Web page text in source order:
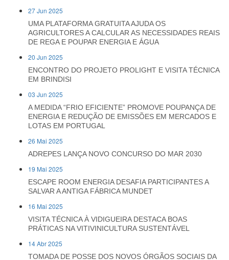
27 Jun 2025
UMA PLATAFORMA GRATUITA AJUDA OS
AGRICULTORES A CALCULAR AS NECESSIDADES REAIS
DE REGA E POUPAR ENERGIA E ÁGUA
20 Jun 2025
ENCONTRO DO PROJETO PROLIGHT E VISITA TÉCNICA
EM BRINDISI
03 Jun 2025
A MEDIDA “FRIO EFICIENTE” PROMOVE POUPANÇA DE
ENERGIA E REDUÇÃO DE EMISSÕES EM MERCADOS E
LOTAS EM PORTUGAL
26 Mai 2025
ADREPES LANÇA NOVO CONCURSO DO MAR 2030
19 Mai 2025
ESCAPE ROOM ENERGIA DESAFIA PARTICIPANTES A
SALVAR A ANTIGA FÁBRICA MUNDET
16 Mai 2025
VISITA TÉCNICA À VIDIGUEIRA DESTACA BOAS
PRÁTICAS NA VITIVINICULTURA SUSTENTÁVEL
14 Abr 2025
TOMADA DE POSSE DOS NOVOS ÓRGÃOS SOCIAIS DA